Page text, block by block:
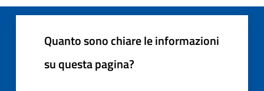
Quanto sono chiare le informazioni
su questa pagina?